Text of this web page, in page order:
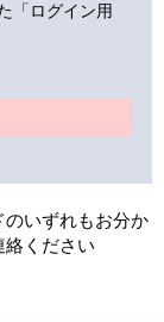
「ログイン用
いずれもお分か
絡ください